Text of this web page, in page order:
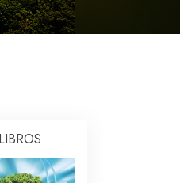
Organización
LIBROS